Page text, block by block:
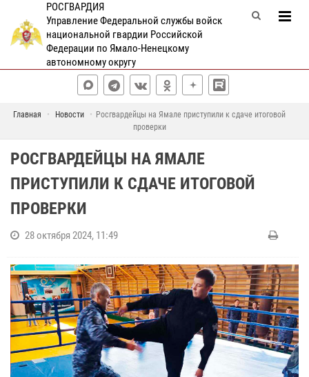
РОСГВАРДИЯ
Управление Федеральной службы войск
национальной гвардии Российской
Федерации по Ямало-Ненецкому
автономному округу
Главная Новости
Росгвардейцы на Ямале приступили к сдаче итоговой
проверки
РОСГВАРДЕЙЦЫ НА ЯМАЛЕ
ПРИСТУПИЛИ К СДАЧЕ ИТОГОВОЙ
ПРОВЕРКИ
28 октября 2024, 11:49